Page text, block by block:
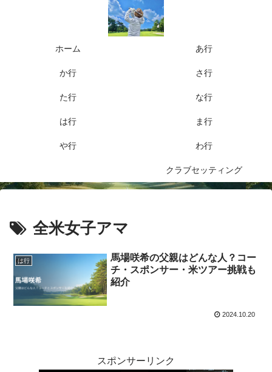
ホーム あ行
か行 さ行
た行 な行
は行 ま行
や行 わ行
クラブセッティング
全米女子アマ
は行
馬場咲希の父親はどんな人？コー
チ・スポンサー・米ツアー挑戦も
紹介
2024.10.20
スポンサーリンク